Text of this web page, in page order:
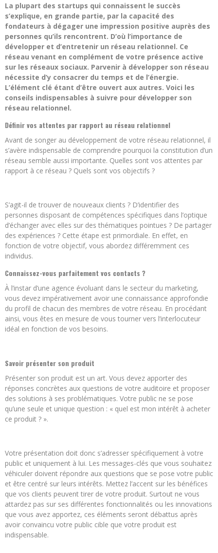
La plupart des startups qui connaissent le succès
s’explique, en grande partie, par la capacité des
fondateurs à dégager une impression positive auprès des
personnes qu’ils rencontrent. D’où l’importance de
développer et d’entretenir un réseau relationnel. Ce
réseau venant en complément de votre présence active
sur les réseaux sociaux. Parvenir à développer son réseau
nécessite d’y consacrer du temps et de l’énergie.
L’élément clé étant d’être ouvert aux autres. Voici les
conseils indispensables à suivre pour développer son
réseau relationnel.
Définir vos attentes par rapport au réseau relationnel
Avant de songer au développement de votre réseau relationnel, il
s’avère indispensable de comprendre pourquoi la constitution d’un
réseau semble aussi importante. Quelles sont vos attentes par
rapport à ce réseau ? Quels sont vos objectifs ?
S’agit-il de trouver de nouveaux clients ? D’identifier des
personnes disposant de compétences spécifiques dans l’optique
d’échanger avec elles sur des thématiques pointues ? De partager
des expériences ? Cette étape est primordiale. En effet, en
fonction de votre objectif, vous abordez différemment ces
individus.
Connaissez-vous parfaitement vos contacts ?
À l’instar d’une agence évoluant dans le secteur du marketing,
vous devez impérativement avoir une connaissance approfondie
du profil de chacun des membres de votre réseau. En procédant
ainsi, vous êtes en mesure de vous tourner vers l’interlocuteur
idéal en fonction de vos besoins.
Savoir présenter son produit
Présenter son produit est un art. Vous devez apporter des
réponses concrètes aux questions de votre auditoire et proposer
des solutions à ses problématiques. Votre public ne se pose
qu’une seule et unique question : « quel est mon intérêt à acheter
ce produit ? ».
Votre présentation doit donc s’adresser spécifiquement à votre
public et uniquement à lui. Les messages-clés que vous souhaitez
véhiculer doivent répondre aux questions que se pose votre public
et être centré sur leurs intérêts. Mettez l’accent sur les bénéfices
que vos clients peuvent tirer de votre produit. Surtout ne vous
attardez pas sur ses différentes fonctionnalités ou les innovations
que vous avez apportez, ces éléments seront débattus après
avoir convaincu votre public cible que votre produit est
indispensable.